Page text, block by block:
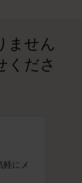
ません
くださ
にメ